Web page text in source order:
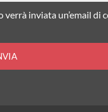
inviata un’email di